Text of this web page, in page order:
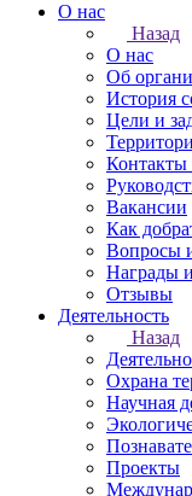
О нас
Назад
О нас
Об
История
Цели и
Контакты
Вакансии
Как
Вопросы
Награды
Отзывы
Деятельность
Назад
Охрана
Научная
Проекты